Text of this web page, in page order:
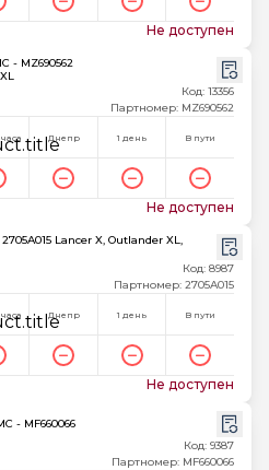
Не доступен
- MZ690562
Код: 13356
Партномер: MZ690562
Днепр 1 день В пути
Не доступен
Lancer X, Outlander XL,
Код: 8987
Партномер: 2705A015
Днепр 1 день В пути
Не доступен
- MF660066
Код: 9387
Партномер: MF660066